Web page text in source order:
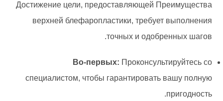
Достижение цели, предоставляющей Преимущества
верхней блефаропластики, требует выполнения
точных и одобренных шагов.
Во-первых: Проконсультируйтесь со
специалистом, чтобы гарантировать вашу полную
пригодность.